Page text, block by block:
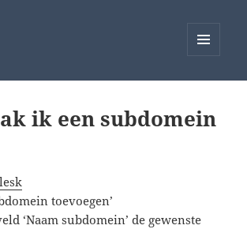
ik een subdomein
toevoegen’
‘Naam subdomein’ de gewenste